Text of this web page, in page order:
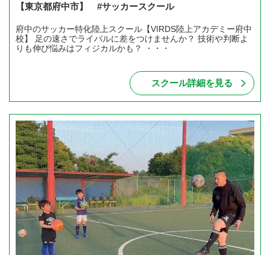
【東京都府中市】 #サッカースクール
府中のサッカー特化陸上スクール【VIRDS陸上アカデミー府中
校】 足の速さでライバルに差をつけませんか？ 技術や判断よ
りも伸び悩みはフィジカルかも？ ・・・
スクール詳細を見る